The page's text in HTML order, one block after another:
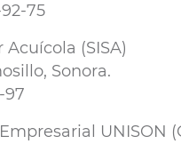
75
(SISA)
Sonora.
97
UNISON